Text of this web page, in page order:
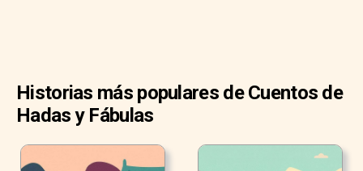
Historias más populares de Cuentos de
Hadas y Fábulas